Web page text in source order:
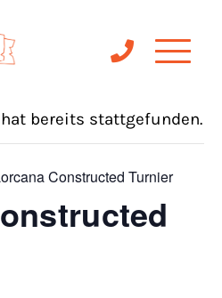
bereits stattgefunden.
Constructed Turnier